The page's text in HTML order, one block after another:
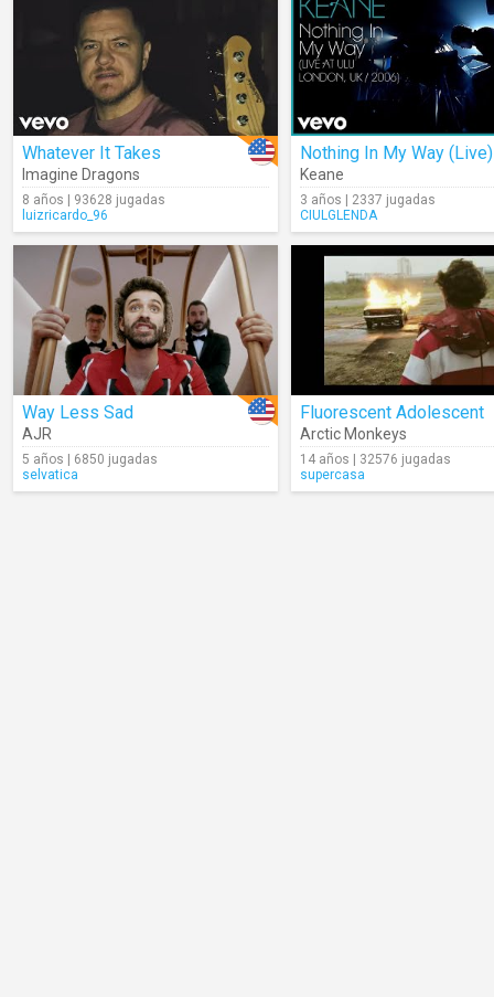
Whatever It Takes
Imagine Dragons
8 años | 93628 jugadas
luizricardo_96
Nothing In My Way (Live)
Keane
3 años | 2337 jugadas
CIULGLENDA
Way Less Sad
AJR
5 años | 6850 jugadas
selvatica
Fluorescent Adolescent
Arctic Monkeys
14 años | 32576 jugadas
supercasa